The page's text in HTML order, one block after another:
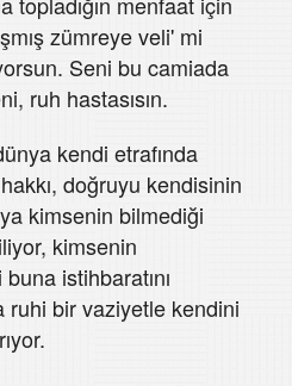
zümreye veli' mi
Seni bu camiada
ruh hastasısın.
kendi etrafında
doğruyu kendisinin
kimsenin bilmediği
kimsenin
istihbaratını
ruhi bir vaziyetle kendini